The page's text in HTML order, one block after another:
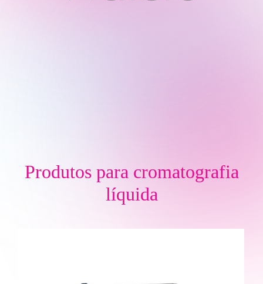
Produtos para cromatografia
líquida